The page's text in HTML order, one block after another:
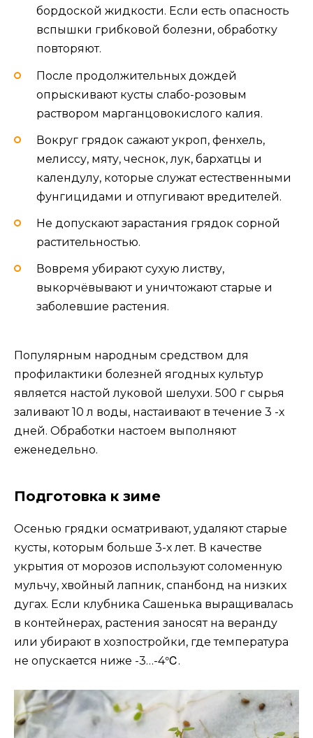
бордоской жидкости. Если есть опасность
вспышки грибковой болезни, обработку
повторяют.
После продолжительных дождей
опрыскивают кусты слабо-розовым
раствором марганцовокислого калия.
Вокруг грядок сажают укроп, фенхель,
мелиссу, мяту, чеснок, лук, бархатцы и
календулу, которые служат естественными
фунгицидами и отпугивают вредителей.
Не допускают зарастания грядок сорной
растительностью.
Вовремя убирают сухую листву,
выкорчёвывают и уничтожают старые и
заболевшие растения.
Популярным народным средством для
профилактики болезней ягодных культур
является настой луковой шелухи. 500 г сырья
заливают 10 л воды, настаивают в течение 3 -х
дней. Обработки настоем выполняют
еженедельно.
Подготовка к зиме
Осенью грядки осматривают, удаляют старые
кусты, которым больше 3-х лет. В качестве
укрытия от морозов используют соломенную
мульчу, хвойный лапник, спанбонд на низких
дугах. Если клубника Сашенька выращивалась
в контейнерах, растения заносят на веранду
или убирают в хозпостройки, где температура
не опускается ниже -3…-4℃.